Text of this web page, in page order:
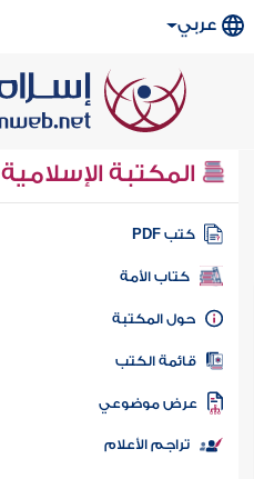
عربي
المكتبة الإسلامية
كتب PDF
كتاب الأمة
المكتبة
الكتب
موضوعي